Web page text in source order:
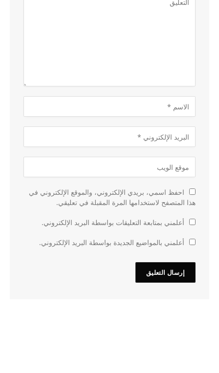
احفظ اسمي، بريدي الإلكتروني، والموقع الإلكتروني في
هذا المتصفح لاستخدامها المرة المقبلة في تعليقي.
أعلمني بمتابعة التعليقات بواسطة البريد الإلكتروني.
أعلمني بالمواضيع الجديدة بواسطة البريد الإلكتروني.